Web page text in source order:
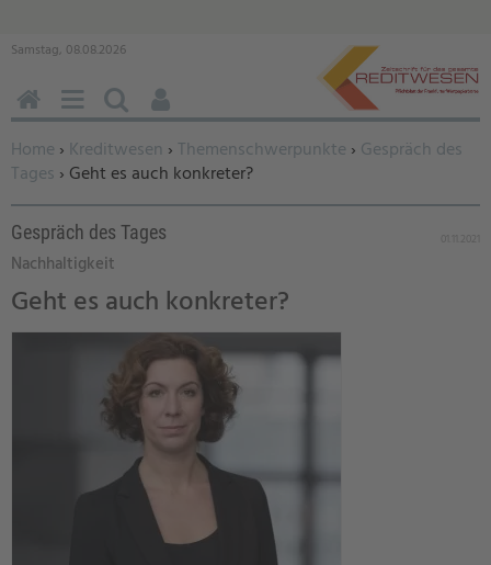
Samstag, 08.08.2026
Sie befinden sich hier:
Home › Kreditwesen › Themenschwerpunkte › Gespräch des
Tages › Geht es auch konkreter?
Gespräch des Tages
Nachhaltigkeit
Geht es auch konkreter?
HOMEMENÜSUCHEN
BENUTZERFUNKTIONEN